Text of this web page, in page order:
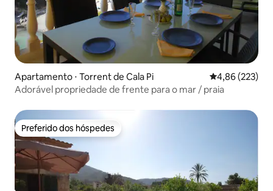
Apartamento ⋅ Torrent de Cala Pi 4,86 de uma
4,86 (223)
Adorável propriedade de frente para o mar / praia
Preferido dos hóspedes
Preferido dos hóspedes